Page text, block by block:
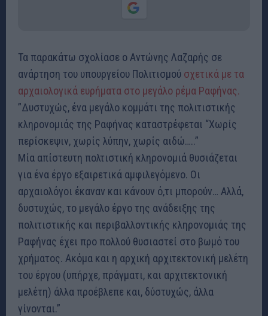
Τα παρακάτω σχολίασε ο Αντώνης Λαζαρής σε
ανάρτηση του υπουργείου Πολιτισμού σχετικά με τα
αρχαιολογικά ευρήματα στο μεγάλο ρέμα Ραφήνας.
”Δυστυχώς, ένα μεγάλο κομμάτι της πολιτιστικής
κληρονομιάς της Ραφήνας καταστρέφεται “Χωρίς
περίσκεψιν, χωρίς λύπην, χωρίς αιδώ…..”
Μία απίστευτη πολτιστική κληρονομιά θυσιάζεται
για ένα έργο εξαιρετικά αμφιλεγόμενο. Οι
αρχαιολόγοι έκαναν και κάνουν ό,τι μπορούν… Αλλά,
δυστυχώς, το μεγάλο έργο της ανάδειξης της
πολιτιστικής και περιβαλλοντικής κληρονομιάς της
Ραφήνας έχει προ πολλού θυσιαστεί στο βωμό του
χρήματος. Ακόμα και η αρχική αρχιτεκτονική μελέτη
του έργου (υπήρχε, πράγματι, και αρχιτεκτονική
μελέτη) άλλα προέβλεπε και, δύστυχώς, άλλα
γίνονται.”